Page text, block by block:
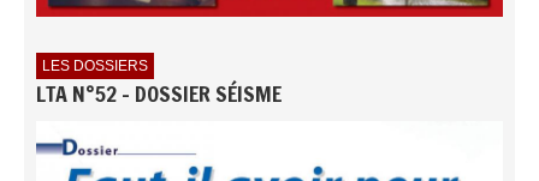
LES DOSSIERS
LTA N°52 - DOSSIER SÉISME